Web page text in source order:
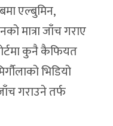
एल्बुमिन,
मात्रा जाँच गराए
कुनै कैफियत
भिडियो
गराउने तर्फ